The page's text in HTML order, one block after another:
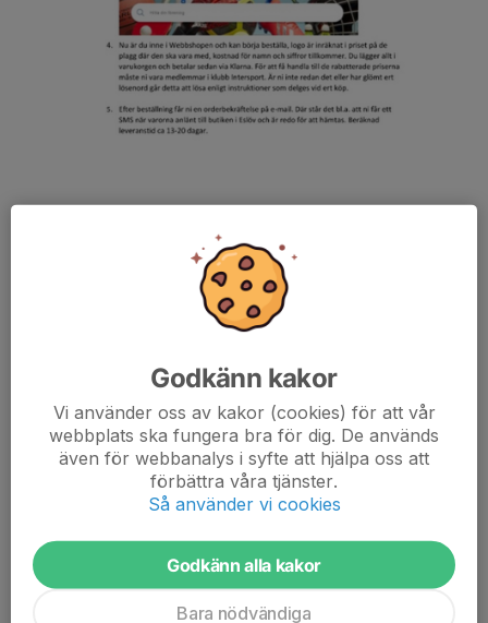
Nedan artiklar finns kvar på lager i Marieholm. Kontakta Andreas
Ekenberg när han är på Åvallen, eller maila honom på följande
Pris:
Kudde 150kr
100kr
80kr
Keps
75kr
Godkänn kakor
Vi använder oss av kakor (cookies) för att vår
webbplats ska fungera bra för dig. De används
även för webbanalys i syfte att hjälpa oss att
förbättra våra tjänster.
Så använder vi cookies
Godkänn alla kakor
Bara nödvändiga